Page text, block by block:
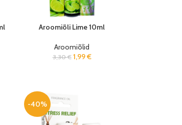
Aroomiõli Lime 10ml
Aroomiõlid
3,30€ 1,99€
-40%